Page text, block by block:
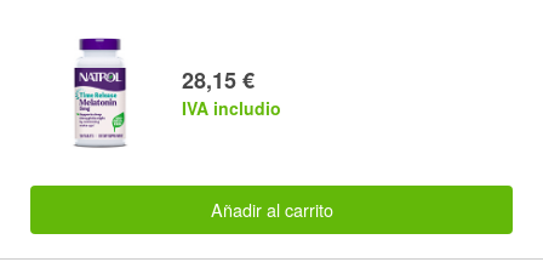
28,15 €
IVA includio
Añadir al carrito